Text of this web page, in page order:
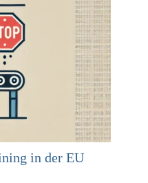
in der EU